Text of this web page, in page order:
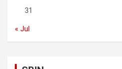
31
« Jul